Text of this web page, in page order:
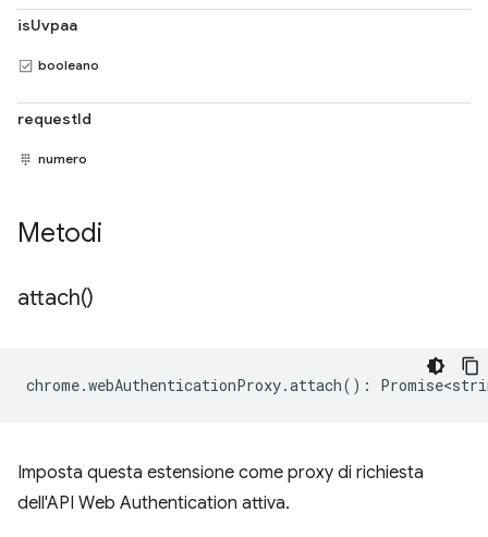
isUvpaa
booleano
requestId
numero
Metodi
attach()
chrome.webAuthenticationProxy.attach() :
Imposta questa estensione come proxy di richiesta
dell'API Web Authentication attiva.